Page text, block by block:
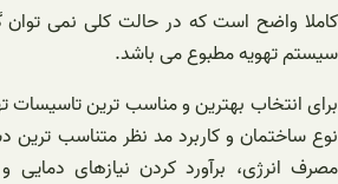
کاملا واضح است که در حالت کلی نمی توان
سیستم تهویه مطبوع می باشد.
برای انتخاب بهترین و مناسب ترین تاسیسات
نوع ساختمان و کاربرد مد نظر متناسب ترین
مصرف انرژی، برآورد کردن نیازهای